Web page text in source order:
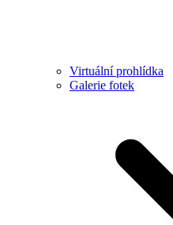
Virtuální prohlídka
Galerie fotek